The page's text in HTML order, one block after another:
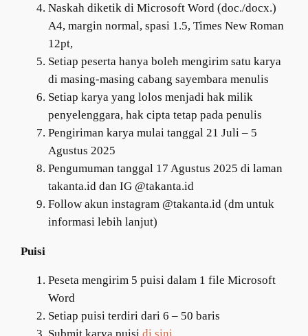
Naskah diketik di Microsoft Word (doc./docx.)
A4, margin normal, spasi 1.5, Times New Roman
12pt,
Setiap peserta hanya boleh mengirim satu karya
di masing-masing cabang sayembara menulis
Setiap karya yang lolos menjadi hak milik
penyelenggara, hak cipta tetap pada penulis
Pengiriman karya mulai tanggal 21 Juli – 5
Agustus 2025
Pengumuman tanggal 17 Agustus 2025 di laman
takanta.id dan IG @takanta.id
Follow akun instagram @takanta.id (dm untuk
informasi lebih lanjut)
Puisi
Peseta mengirim 5 puisi dalam 1 file Microsoft
Word
Setiap puisi terdiri dari 6 – 50 baris